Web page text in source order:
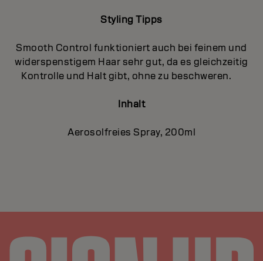
Styling Tipps
Smooth Control funktioniert auch bei feinem und
widerspenstigem Haar sehr gut, da es gleichzeitig
Kontrolle und Halt gibt, ohne zu beschweren.
Inhalt
Aerosolfreies Spray, 200ml